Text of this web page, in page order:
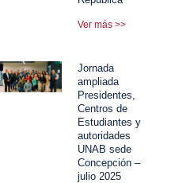
Ver más >>
Jornada
ampliada
Presidentes,
Centros de
Estudiantes y
autoridades
UNAB sede
Concepción –
julio 2025